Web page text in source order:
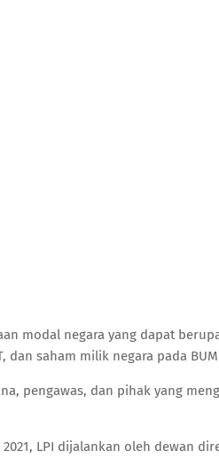
modal negara yang dapat
dan saham milik negara pada
pengawas, dan pihak yang
LPI dijalankan oleh dewan